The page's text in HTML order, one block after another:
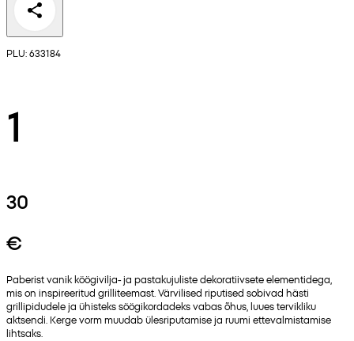
PLU: 633184
1
30
€
Paberist vanik köögivilja- ja pastakujuliste dekoratiivsete elementidega,
mis on inspireeritud grilliteemast. Värvilised riputised sobivad hästi
grillipidudele ja ühisteks söögikordadeks vabas õhus, luues tervikliku
aktsendi. Kerge vorm muudab ülesriputamise ja ruumi ettevalmistamise
lihtsaks.